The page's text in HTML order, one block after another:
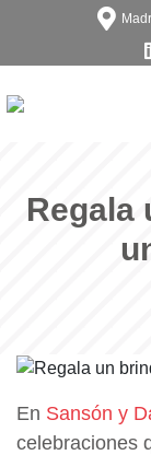
Regala
En Sansón y
celebraciones